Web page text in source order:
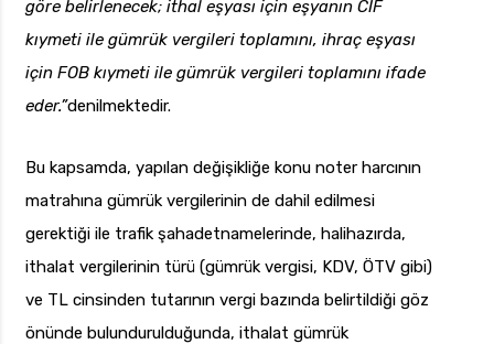
göre belirlenecek; ithal eşyası için eşyanın CIF
kıymeti ile gümrük vergileri toplamını, ihraç eşyası
için FOB kıymeti ile gümrük vergileri toplamını ifade
eder.”denilmektedir.
Bu kapsamda, yapılan değişikliğe konu noter harcının
matrahına gümrük vergilerinin de dahil edilmesi
gerektiği ile trafik şahadetnamelerinde, halihazırda,
ithalat vergilerinin türü (gümrük vergisi, KDV, ÖTV gibi)
ve TL cinsinden tutarının vergi bazında belirtildiği göz
önünde bulundurulduğunda, ithalat gümrük